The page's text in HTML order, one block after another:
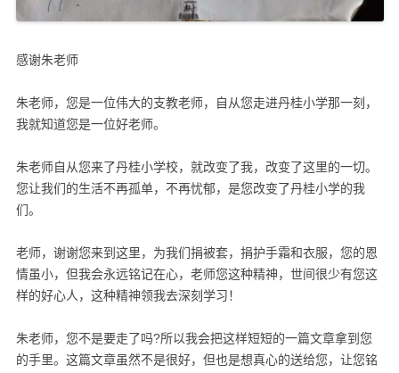
感谢朱老师
朱老师，您是一位伟大的支教老师，自从您走进丹桂小学那一刻，
我就知道您是一位好老师。
朱老师自从您来了丹桂小学校，就改变了我，改变了这里的一切。
您让我们的生活不再孤单，不再忧郁，是您改变了丹桂小学的我
们。
老师，谢谢您来到这里，为我们捐被套，捐护手霜和衣服，您的恩
情虽小，但我会永远铭记在心，老师您这种精神，世间很少有您这
样的好心人，这种精神领我去深刻学习！
朱老师，您不是要走了吗?所以我会把这样短短的一篇文章拿到您
的手里。这篇文章虽然不是很好，但也是想真心的送给您，让您铭